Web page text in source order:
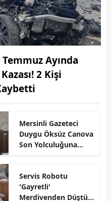
Ayında
2 Kişi
Mersinli Gazeteci
Duygu Öksüz Canova
Son Yolculuğuna
Servis Robotu
'Gayretli'
Merdivenden Düştü!